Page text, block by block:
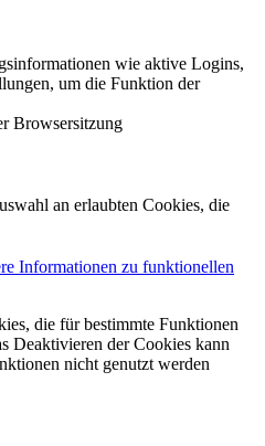
wie aktive Logins,
um die Funktion der
Browsersitzung
an erlaubten Cookies, die
Informationen zu funktionellen
die für bestimmte Funktionen
Deaktivieren der Cookies kann
nicht genutzt werden